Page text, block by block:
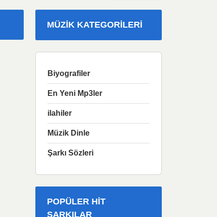
MÜZIK KATEGORILERI
Biyografiler
En Yeni Mp3ler
ilahiler
Müzik Dinle
Şarkı Sözleri
POPÜLER HIT
ŞARKILAR